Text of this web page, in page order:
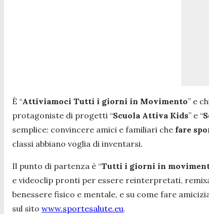
È “Attiviamoci Tutti i giorni in Movimento” e
protagoniste di progetti “Scuola Attiva Kids” e “
semplice: convincere amici e familiari che fare
classi abbiano voglia di inventarsi.
Il punto di partenza è “Tutti i giorni in
e videoclip pronti per essere reinterpretati,
benessere fisico e mentale, e su come fare
sul sito www.sportesalute.eu.